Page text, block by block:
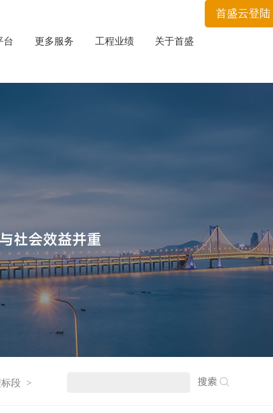
台 更多服务 工程业绩 关于首盛
首盛云登陆
段 >